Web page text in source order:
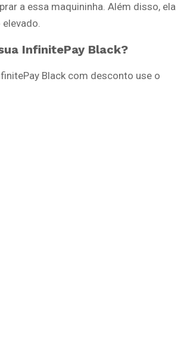
a essa maquininha. Além disso, ela
InfinitePay Black?
Black com desconto use o